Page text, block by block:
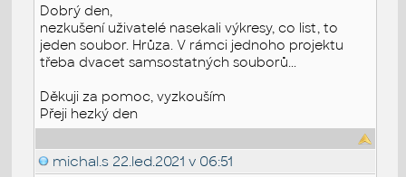
Dobrý den,
nezkušení uživatelé nasekali výkresy, co list, to
jeden soubor. Hrůza. V rámci jednoho projektu
třeba dvacet samsostatných souborů...
Děkuji za pomoc, vyzkouším
Přeji hezký den
michal.s 22.led.2021 v 06:51